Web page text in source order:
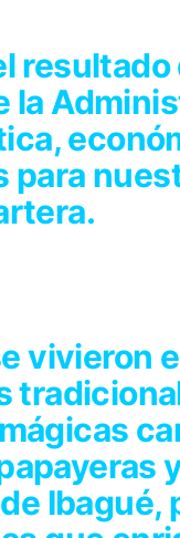
la
vivieron
Ibagué,